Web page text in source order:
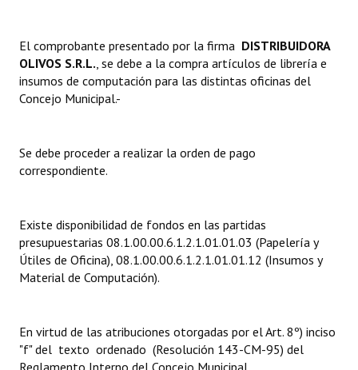
Dictámenes Asesoría Letrada
Actas de Sesión
Informes de Unidad Coordinadora
Actas de Audiencias Públicas
Comunicaciones
Declaraciones
Resoluciones de Presidencia
El comprobante presentado por la firma  DISTRIBUIDORA
OLIVOS S.R.L., se debe a la compra artículos de librería e
insumos de computación para las distintas oficinas del
Concejo Municipal.-
Se debe proceder a realizar la orden de pago
correspondiente.
Existe disponibilidad de fondos en las partidas
presupuestarias 08.1.00.00.6.1.2.1.01.01.03 (Papelería y
Útiles de Oficina), 08.1.00.00.6.1.2.1.01.01.12 (Insumos y
Material de Computación).
En virtud de las atribuciones otorgadas por el Art. 8º) inciso
"f" del texto ordenado (Resolución 143-CM-95) del
Reglamento Interno del Concejo Municipal.